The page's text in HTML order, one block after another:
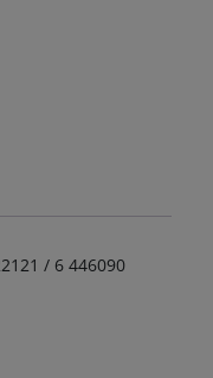
/ 6 446090